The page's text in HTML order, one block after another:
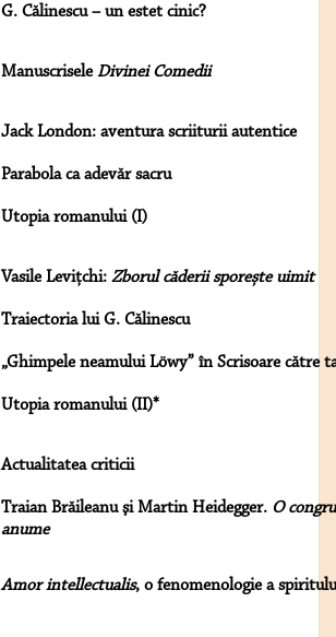
G. Călinescu – un estet cinic?
ManuscriseleDivinei Comedii
Jack London: aventura scriiturii autentice
Parabola ca adevăr sacru
Utopia romanului (I)
Vasile Levițchi: Zborul căderii sporește uimit
Traiectoria lui G. Călinescu
„Ghimpele neamului Löwy” în Scrisoare către
Utopia romanului (II)*
Actualitatea criticii
Traian Brăileanu şi Martin Heidegger. O
anume
Amor intellectualis, o fenomenologie a